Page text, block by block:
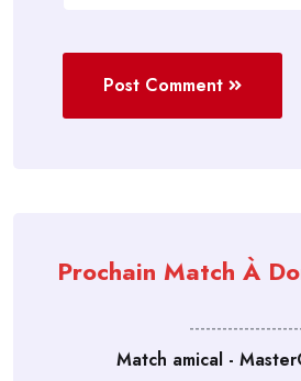
Post Comment
Prochain Match À
Match amical -